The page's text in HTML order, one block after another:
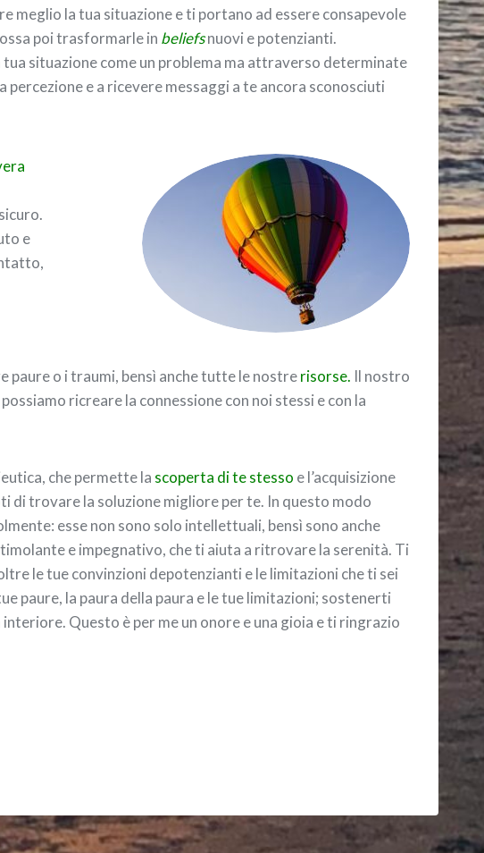
meglio la tua situazione e ti portano ad essere consapevole
poi trasformarle in beliefsnuovi e potenzianti.
situazione come un problema ma attraverso determinate
e a ricevere messaggi a te ancora sconosciuti
e
paure o i traumi, bensì anche tutte le nostrerisorse. Il nostro
ricreare la connessione con noi stessi e con la
che permette la scoperta di te stesso e l’acquisizione
di trovare la soluzione migliore per te. In questo modo
esse non sono solo intellettuali, bensì sono anche
e impegnativo, che ti aiuta a ritrovare la serenità. Ti
le tue convinzioni depotenzianti e le limitazioni che ti sei
paure, la paura della paura e le tue limitazioni; sostenerti
Questo è per me un onore e una gioia e ti ringrazio